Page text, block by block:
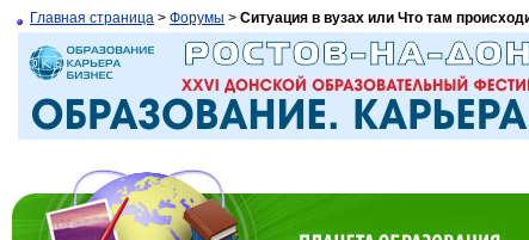
Главная страница > Форумы > Ситуация в вузах или Что там